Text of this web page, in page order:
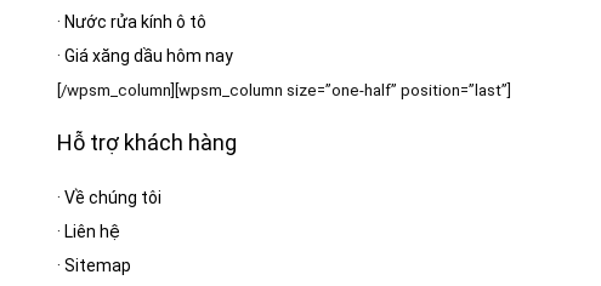
· Nước rửa kính ô tô
·Giá xăng dầu hôm nay
[/wpsm_column][wpsm_column size=”one-half” position=”last”]
Hỗ trợ khách hàng
·Về chúng tôi
· Liên hệ
·Sitemap